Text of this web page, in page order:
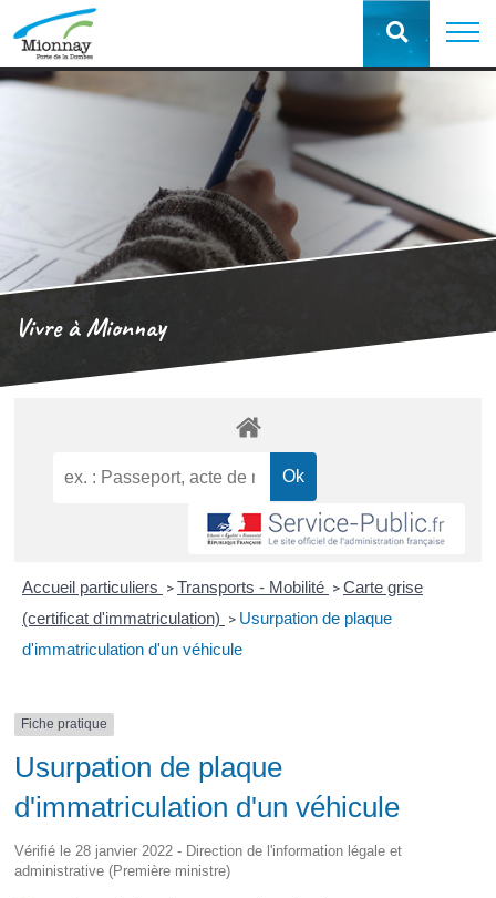
Vivre à Mionnay
Accueil particuliers > Transports - Mobilité > Carte grise
(certificat d'immatriculation) > Usurpation de plaque
d'immatriculation d'un véhicule
Fiche pratique
Usurpation de plaque
d'immatriculation d'un véhicule
Vérifié le 28 janvier 2022 - Direction de l'information légale et
administrative (Première ministre)